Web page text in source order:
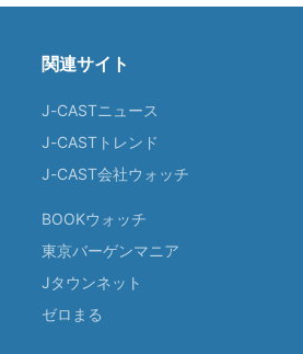
関連サイト
J-CASTニュース
J-CASTトレンド
J-CAST会社ウォッチ
BOOKウォッチ
東京バーゲンマニア
Jタウンネット
ゼロまる